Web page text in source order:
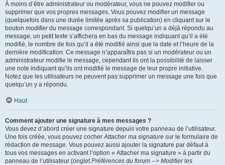
À moins d’être administrateur ou modérateur, vous ne pouvez modifier ou
supprimer que vos propres messages. Vous pouvez modifier un message
(quelquefois dans une durée limitée après sa publication) en cliquant sur le
bouton modifierdu message correspondant. Si quelqu’un a déjà répondu au
message, un petit texte s’affichera en bas du message indiquant qu’il a été
modifié, le nombre de fois qu’il a été modifié ainsi que la date et l’heure de la
dernière modification. Ce message n’apparaîtra pas si un modérateur ou un
administrateur modifie le message, cependant ils ont la possibilité de laisser
une note indiquant qu’ils ont modifié le message de leur propre initiative.
Notez que les utilisateurs ne peuvent pas supprimer un message une fois que
quelqu’un y a répondu.
Haut
Comment ajouter une signature à mes messages ?
Vous devez d’abord créer une signature depuis votre panneau de l’utilisateur.
Une fois créée, vous pouvez cocherAttacher ma signature sur le formulaire de
rédaction de message. Vous pouvez aussi ajouter la signature par défaut à
tous vos messages en activant l’option « Attacher ma signature » à partir du
panneau de l’utilisateur (ongletPréférences du forum --> Modifier les